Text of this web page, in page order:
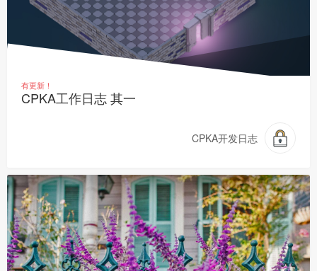
有更新！
CPKA工作日志 其一
CPKA开发日志